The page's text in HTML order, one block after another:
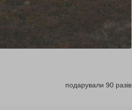
подарували 90 разів